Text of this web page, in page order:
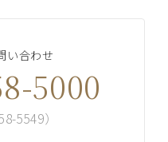
い合わせ
5000
5549）